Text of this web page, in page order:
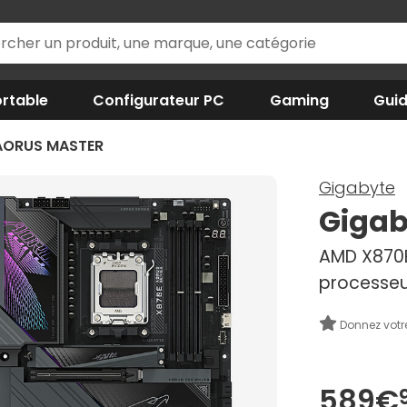
Configurateur PC Gaming
MASTER
Gigabyte
AMD
Donnez